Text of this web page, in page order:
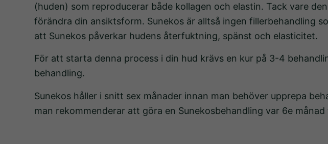
(huden) som reproducerar både kollagen och elastin. Tack vare
förändra din ansiktsform. Sunekos är alltså ingen fillerbehandling
att Sunekos påverkar hudens återfuktning, spänst och elasticitet.
För att starta denna process i din hud krävs en kur på 3-4
behandling.
Sunekos håller i snitt sex månader innan man behöver upprepa
man rekommenderar att göra en Sunekosbehandling var 6e